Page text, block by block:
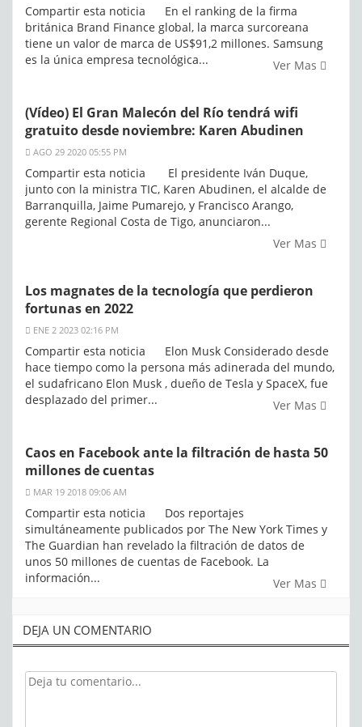
Compartir esta noticia En el ranking de la firma
británica Brand Finance global, la marca surcoreana
tiene un valor de marca de US$91,2 millones. Samsung
es la única empresa tecnológica...
Ver Mas
(Vídeo) El Gran Malecón del Río tendrá wifi
gratuito desde noviembre: Karen Abudinen
AGO 29 2020 05:55 PM
Compartir esta noticia El presidente Iván Duque,
junto con la ministra TIC, Karen Abudinen, el alcalde de
Barranquilla, Jaime Pumarejo, y Francisco Arango,
gerente Regional Costa de Tigo, anunciaron...
Ver Mas
Los magnates de la tecnología que perdieron
fortunas en 2022
ENE 2 2023 02:16 PM
Compartir esta noticia Elon Musk Considerado desde
hace tiempo como la persona más adinerada del mundo,
el sudafricano Elon Musk , dueño de Tesla y SpaceX, fue
desplazado del primer...
Ver Mas
Caos en Facebook ante la filtración de hasta 50
millones de cuentas
MAR 19 2018 09:06 AM
Compartir esta noticia Dos reportajes
simultáneamente publicados por The New York Times y
The Guardian han revelado la filtración de datos de
unos 50 millones de cuentas de Facebook. La
información...
Ver Mas
DEJA UN COMENTARIO